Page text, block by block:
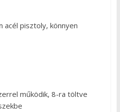
acél pisztoly, könnyen
működik, 8-ra töltve